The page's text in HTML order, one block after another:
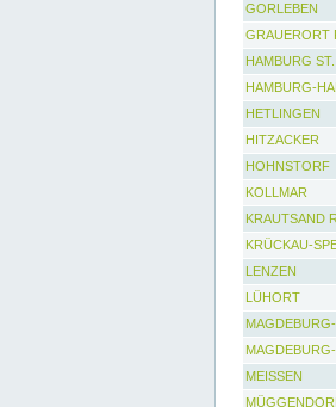
GORLEBEN
GRAUERORT
HAMBURG
HAMBURG-
HETLINGEN
HITZACKER
HOHNSTORF
KOLLMAR
KRAUTSAND
KRÜCKAU-
LENZEN
LÜHORT
MEISSEN